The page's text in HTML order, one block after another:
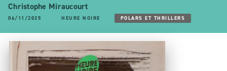
Christophe Miraucourt
06/11/2025 HEURE NOIRE POLARS ET THRILLERS